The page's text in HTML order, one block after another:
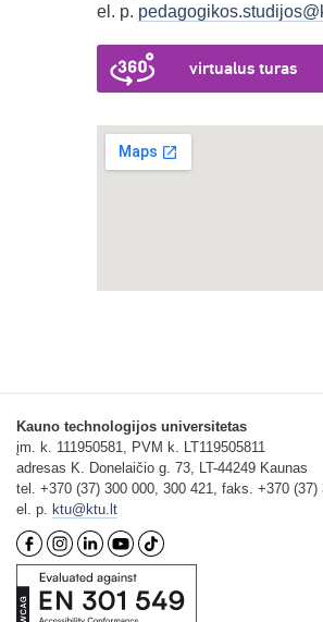
el. p.
virtualus turas
Kauno technologijos universitetas
įm. k. 111950581, PVM k. LT119505811
adresas K. Donelaičio g. 73, LT-44249 Kaunas
tel. +370 (37) 300 000, 300 421, faks. +370 (37)
el. p.
ktu@ktu.lt